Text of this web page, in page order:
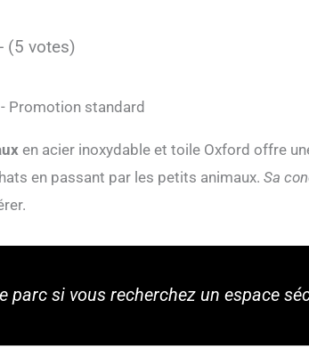
(5 votes)
en acier inoxydable et toile Oxford offre
en passant par les petits animaux. Sa
parc si vous recherchez un espace